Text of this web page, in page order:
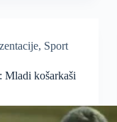
, Sport
Mladi košarkaši